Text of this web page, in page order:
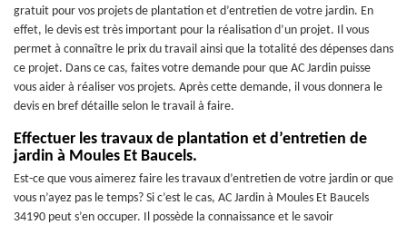
gratuit pour vos projets de plantation et d’entretien de votre jardin. En
effet, le devis est très important pour la réalisation d’un projet. Il vous
permet à connaître le prix du travail ainsi que la totalité des dépenses dans
ce projet. Dans ce cas, faites votre demande pour que AC Jardin puisse
vous aider à réaliser vos projets. Après cette demande, il vous donnera le
devis en bref détaille selon le travail à faire.
Effectuer les travaux de plantation et d’entretien de
jardin à Moules Et Baucels.
Est-ce que vous aimerez faire les travaux d’entretien de votre jardin or que
vous n’ayez pas le temps? Si c’est le cas, AC Jardin à Moules Et Baucels
34190 peut s’en occuper. Il possède la connaissance et le savoir